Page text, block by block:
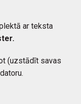
ar teksta
(uzstādīt savas